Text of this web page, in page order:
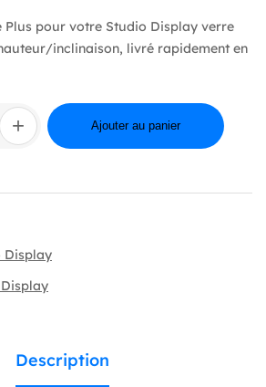
Plus pour votre Studio Display verre
inclinaison, livré rapidement en
+ Ajouter au panier
Display
Description